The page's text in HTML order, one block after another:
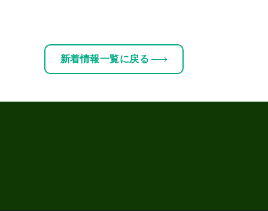
新着情報一覧に戻る